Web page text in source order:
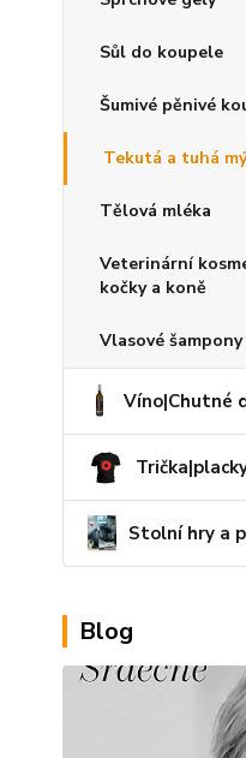
Sůl do koupele
Šumivé pěnivé
Tekutá a tuhá
Tělová mléka
Veterinární
kočky a koně
Vlasové šampony
Víno|Chutné
Stolní hry a
Blog